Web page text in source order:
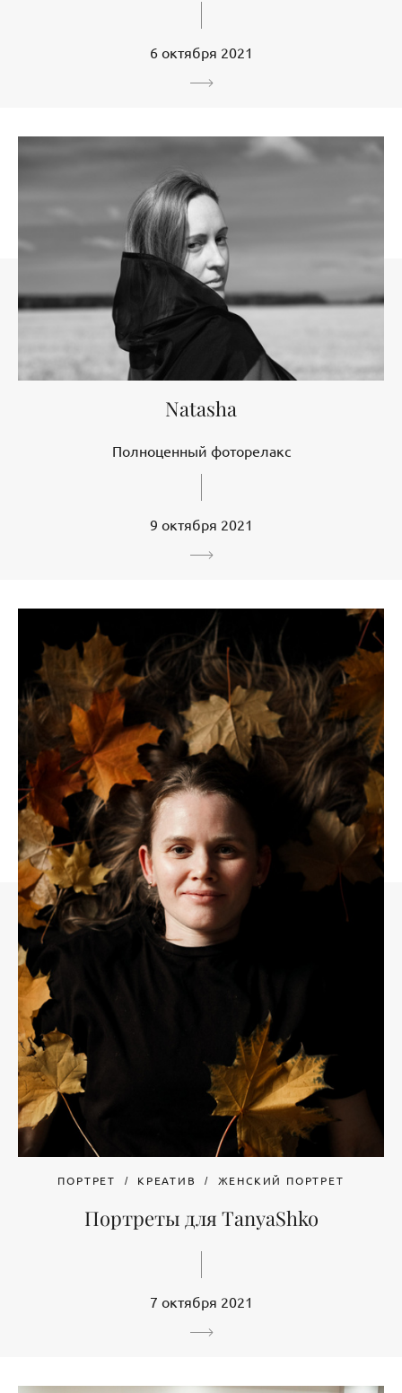
6 октября 2021
Natasha
Полноценный фоторелакс
9 октября 2021
ПОРТРЕТ КРЕАТИВ ЖЕНСКИЙ ПОРТРЕТ
Портреты для TanyaShko
7 октября 2021